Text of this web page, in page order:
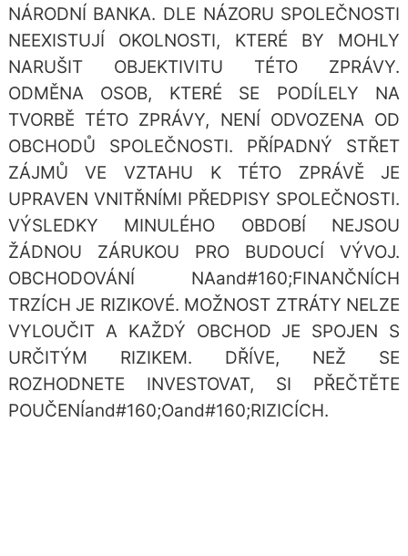
NÁRODNÍ BANKA. DLE NÁZORU SPOLEČNOSTI
NEEXISTUJÍ OKOLNOSTI, KTERÉ BY MOHLY
NARUŠIT OBJEKTIVITU TÉTO ZPRÁVY.
ODMĚNA OSOB, KTERÉ SE PODÍLELY NA
TVORBĚ TÉTO ZPRÁVY, NENÍ ODVOZENA OD
OBCHODŮ SPOLEČNOSTI. PŘÍPADNÝ STŘET
ZÁJMŮ VE VZTAHU K TÉTO ZPRÁVĚ JE
UPRAVEN VNITŘNÍMI PŘEDPISY SPOLEČNOSTI.
VÝSLEDKY MINULÉHO OBDOBÍ NEJSOU
ŽÁDNOU ZÁRUKOU PRO BUDOUCÍ VÝVOJ.
OBCHODOVÁNÍ NAand#160;FINANČNÍCH
TRZÍCH JE RIZIKOVÉ. MOŽNOST ZTRÁTY NELZE
VYLOUČIT A KAŽDÝ OBCHOD JE SPOJEN S
URČITÝM RIZIKEM. DŘÍVE, NEŽ SE
ROZHODNETE INVESTOVAT, SI PŘEČTĚTE
POUČENÍand#160;Oand#160;RIZICÍCH.